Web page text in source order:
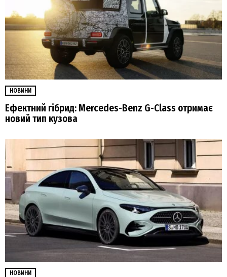
НОВИНИ
Ефектний гібрид: Mercedes-Benz G-Class отримає
новий тип кузова
НОВИНИ